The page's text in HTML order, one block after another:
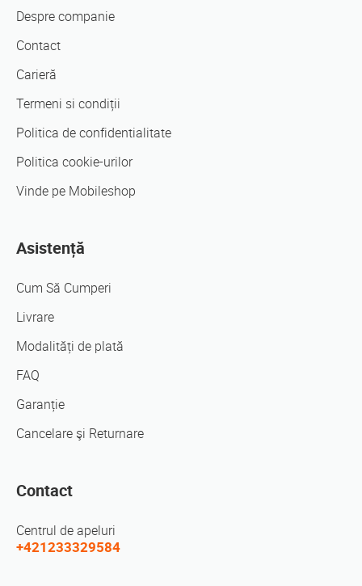
Despre companie
Contact
Carieră
Termeni si condiții
Politica de confidentialitate
Politica cookie-urilor
Vinde pe Mobileshop
Asistență
Cum Să Cumperi
Livrare
Modalități de plată
FAQ
Garanție
Cancelare şi Returnare
Contact
Centrul de apeluri
+421233329584